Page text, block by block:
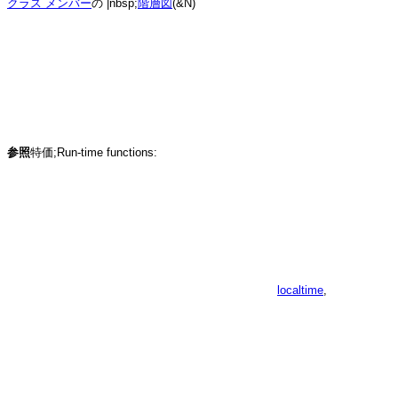
クラス メンバーの |nbsp;階層図(&N)
参照特価;Run-time functions:
localtime,